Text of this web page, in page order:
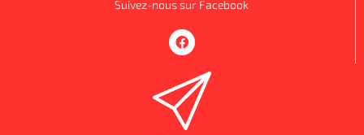
Suivez-nous sur Facebook